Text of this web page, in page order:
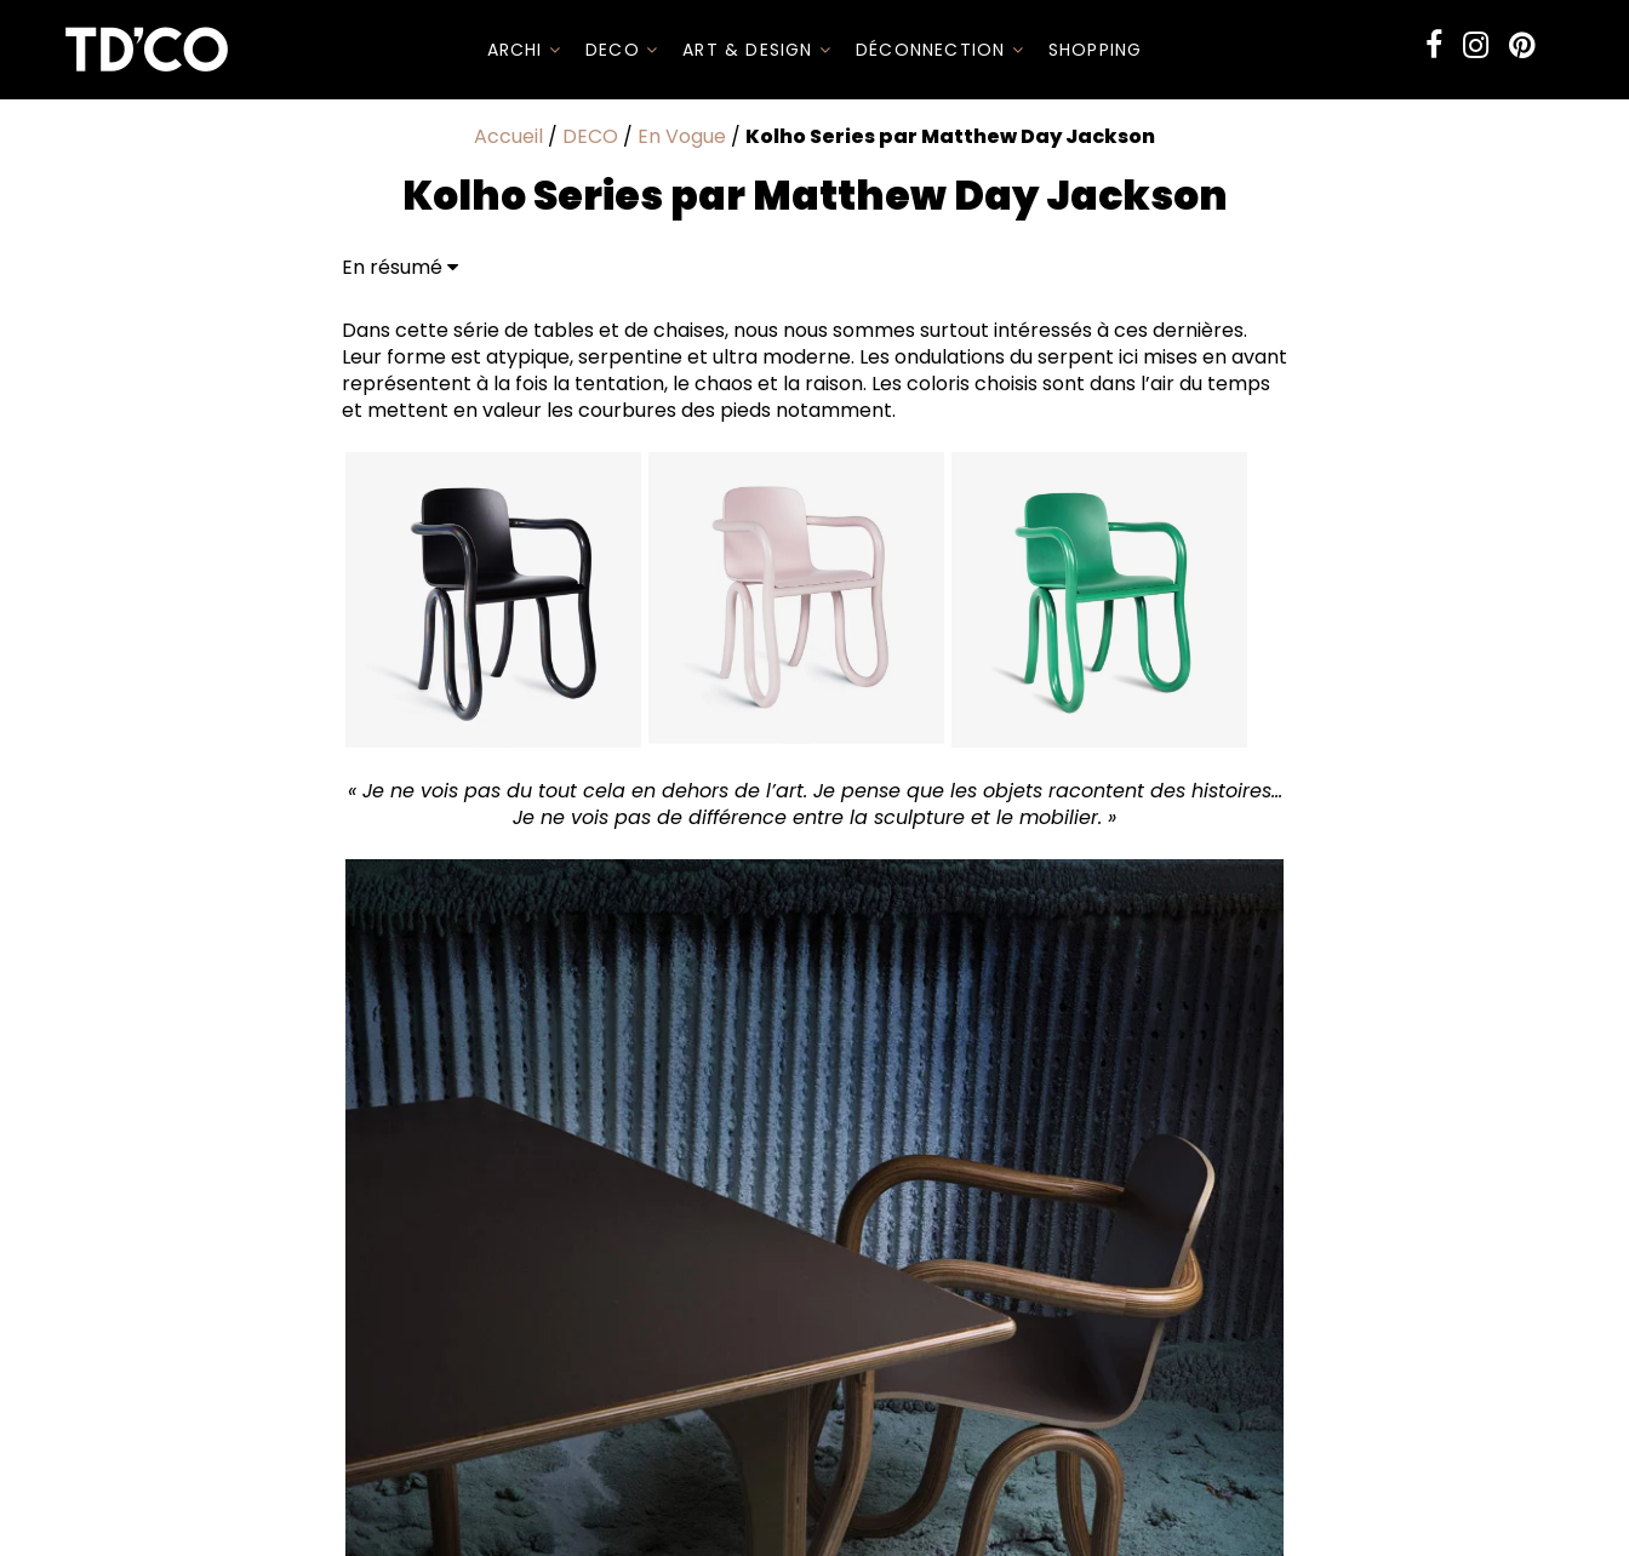
ARCHI DECO ART & DESIGN DÉCONNECTION SHOPPING
Accueil / DECO / En Vogue / Kolho Series par Matthew Day Jackson
Kolho Series par Matthew Day Jackson
En résumé
Dans cette série de tables et de chaises, nous nous sommes surtout intéressés à ces dernières.
Leur forme est atypique, serpentine et ultra moderne. Les ondulations du serpent ici mises en avant
représentent à la fois la tentation, le chaos et la raison. Les coloris choisis sont dans l’air du temps
et mettent en valeur les courbures des pieds notamment.
« Je ne vois pas du tout cela en dehors de l’art. Je pense que les objets racontent des histoires…
Je ne vois pas de différence entre la sculpture et le mobilier. »